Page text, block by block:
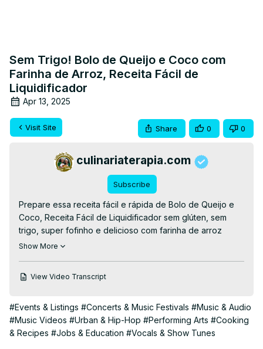
Sem Trigo! Bolo de Queijo e Coco com
Farinha de Arroz, Receita Fácil de
Liquidificador
Apr 13, 2025
Visit Site Share 0 0
culinariaterapia.com
Subscribe
Prepare essa receita fácil e rápida de Bolo de Queijo e
Coco, Receita Fácil de Liquidificador sem glúten, sem
trigo, super fofinho e delicioso com farinha de arroz
👉RECEITA ESCRITA👉
https://culinariaterapia.com/whatsapp/
#bolodequeijo
Show More
View Video Transcript
#Events & Listings #Concerts & Music Festivals #Music & Audio
#Music Videos #Urban & Hip-Hop #Performing Arts #Cooking
& Recipes #Jobs & Education #Vocals & Show Tunes